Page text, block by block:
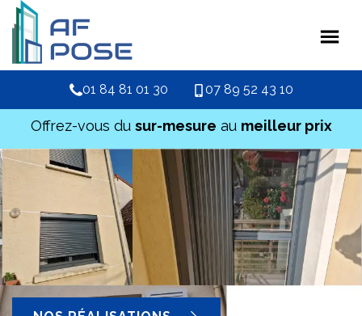
01 84 81 01 30 07 89 52 43 10
Offrez-vous du sur-mesure au meilleur prix